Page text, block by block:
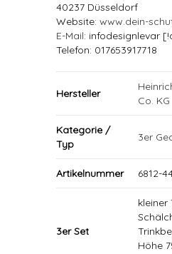
40237 Düsseldorf
Website: www.dein-
E-Mail: infodesignlevar
Telefon: 017653917718
Hersteller
Co. KG
Kategorie /
Typ
3er
Artikelnummer 6812-
3er Set
kleiner
Höhe